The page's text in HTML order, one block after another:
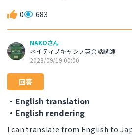
0 683
NAKOさん
ネイティブキャンプ英会話講師
2023/09/19 00:00
回答
・English translation
・English rendering
I can translate from English to